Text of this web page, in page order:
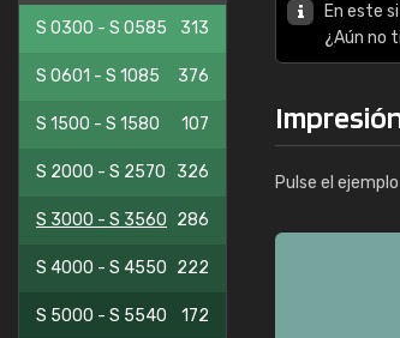
S 0300 - S 0585 313
S 0601 - S 1085 376
S 1500 - S 1580 107
S 2000 - S 2570 326
S 3000 - S 3560 286
S 4000 - S 4550 222
S 5000 - S 5540 172
En este
¿Aún no
Pulse el